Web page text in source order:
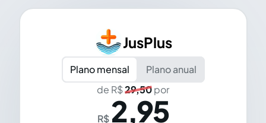
JusPlus
Plano mensal
Plano anual
de R$29,50por
R$ 2,95